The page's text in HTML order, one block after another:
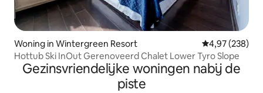
Woning in Wintergreen Resort Gemiddelde
4,97 (238)
Hottub Ski InOut Gerenoveerd Chalet Lower Tyro Slope
Gezinsvriendelijke woningen nabij de
piste